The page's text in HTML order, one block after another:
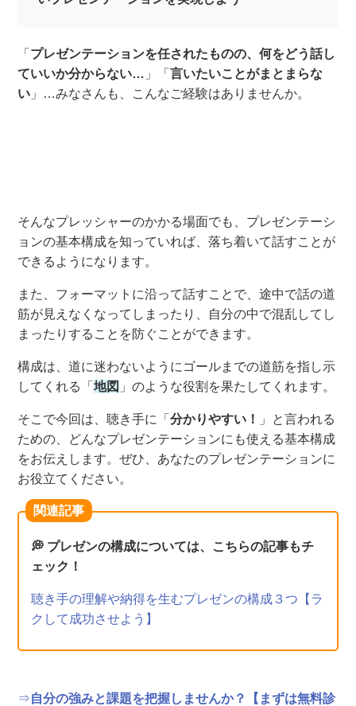
「 プレゼンテーションを任されたものの、何をどう話し
ていいか分からない… 」「言いたいことがまとまらな
い 」…みなさんも、 こんなご経験はありませんか。
そんなプレッシャーのかかる場面でも
、プレゼンテーシ
ョンの基本構成を知っていれば、落ち着いて話すことが
できるようになります。
また、フォーマットに沿って話すことで、途中で話の道
筋が見えなくなってしまったり、自分の中で混乱してし
まったりすることを防ぐことができます。
構成は 、道に迷わないようにゴールまでの道筋を指し示
してくれる「地図 」のような役割を果たしてくれます。
そこで今回は、聴き手に 「分かりやすい！
」と言われる
ための、どんなプレゼンテーションにも使える基本構成
をお伝えします。ぜひ、あなたのプレゼンテーションに
お役立てください。
関連記事
💭 プレゼンの構成については、こちらの記事もチ
ェック！
聴き手の理解や納得を生むプレゼンの構成３つ【ラ
クして成功させよう】
⇒自分の強みと課題を把握しませんか？【まずは無料診